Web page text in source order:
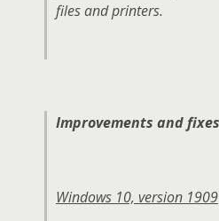
files and printers.
Improvements and fixes
Windows 10, version 1909